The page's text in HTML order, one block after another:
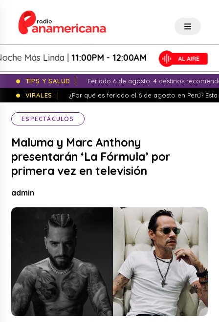
Más Linda |11:00PM - 12:00AM
TIPS Y SALUD
Feriado 6 de agosto: 4 destinos
VIRALES
¿Por qué es feriado el 6 de agosto en Perú?
ESPECTÁCULOS
Maluma y Marc Anthony
presentarán ‘La Fórmula’ por
primera vez en televisión
admin